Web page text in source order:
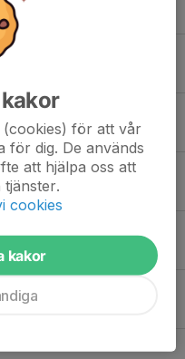
för att vår
för dig. De används
att hjälpa oss att
cookies
kakor